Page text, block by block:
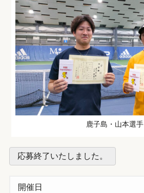
鹿子島・山本選手
応募終了いたしました。
開催日